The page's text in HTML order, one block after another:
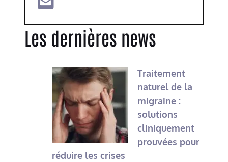
Les dernières news
Traitement
naturel de la
migraine :
solutions
cliniquement
prouvées pour
réduire les crises